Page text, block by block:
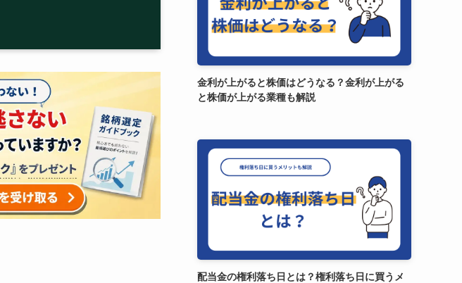
金利が上がると株価はどうなる？金利が上がる
と株価が上がる業種も解説
配当金の権利落ち日とは？権利落ち日に買うメ